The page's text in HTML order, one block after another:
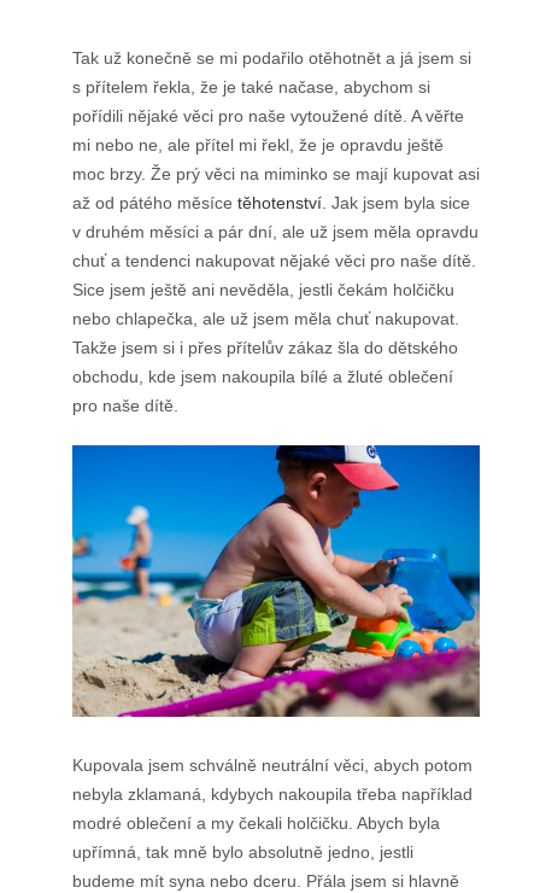
Produkty
Služby
Sport
Web
Zvířata
Tak už konečně se mi podařilo otěhotnět a já jsem si
s přítelem řekla, že je také načase, abychom si
pořídili nějaké věci pro naše vytoužené dítě. A věřte
mi nebo ne, ale přítel mi řekl, že je opravdu ještě
moc brzy. Že prý věci na miminko se mají kupovat asi
až od pátého měsíce těhotenství . Jak jsem byla sice
v druhém měsíci a pár dní, ale už jsem měla opravdu
chuť a tendenci nakupovat nějaké věci pro naše dítě.
Sice jsem ještě ani nevěděla, jestli čekám holčičku
nebo chlapečka, ale už jsem měla chuť nakupovat.
Takže jsem si i přes přítelův zákaz šla do dětského
obchodu, kde jsem nakoupila bílé a žluté oblečení
pro naše dítě.
Kupovala jsem schválně neutrální věci, abych potom
nebyla zklamaná, kdybych nakoupila třeba například
modré oblečení a my čekali holčičku. Abych byla
upřímná, tak mně bylo absolutně jedno, jestli
budeme mít syna nebo dceru. Přála jsem si hlavně